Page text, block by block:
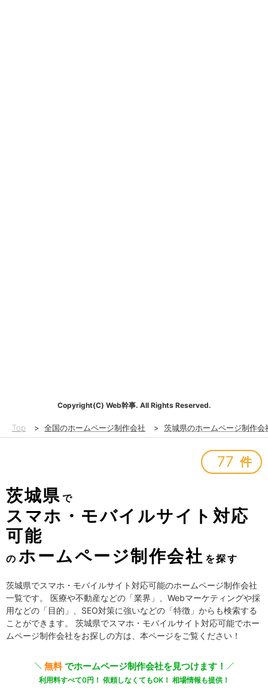
Copyright(C) Web幹事. All Rights Reserved.
Top > 全国のホームページ制作会社 > 茨城県のホームページ制作会
77 件
茨城県 で
スマホ・モバイルサイト対応
可能
の ホームページ制作会社 を探す
茨城県でスマホ・モバイルサイト対応可能のホームページ制作会社
一覧です。 医療や不動産などの「業界」、Webマーケティングや採
用などの「目的」、SEO対策に強いなどの「特徴」からも検索する
ことができます。 茨城県でスマホ・モバイルサイト対応可能でホー
ムページ制作会社をお探しの方は、本ページをご覧ください！
無料でホームページ制作会社を見つけます！
利用料すべて0円！ 依頼しなくてもOK！ 相場情報も提供！